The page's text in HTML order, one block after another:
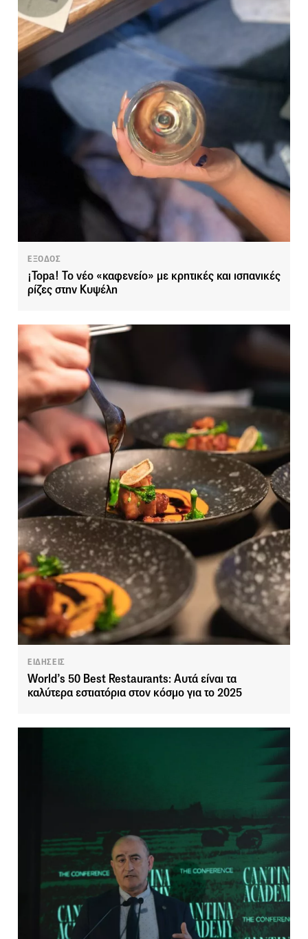
ΕΞΟΔΟΣ
¡Topa! Το νέο «καφενείο» με κρητικές και ισπανικές
ρίζες στην Κυψέλη
ΕΙΔΗΣΕΙΣ
World’s 50 Best Restaurants: Αυτά είναι τα
καλύτερα εστιατόρια στον κόσμο για το 2025